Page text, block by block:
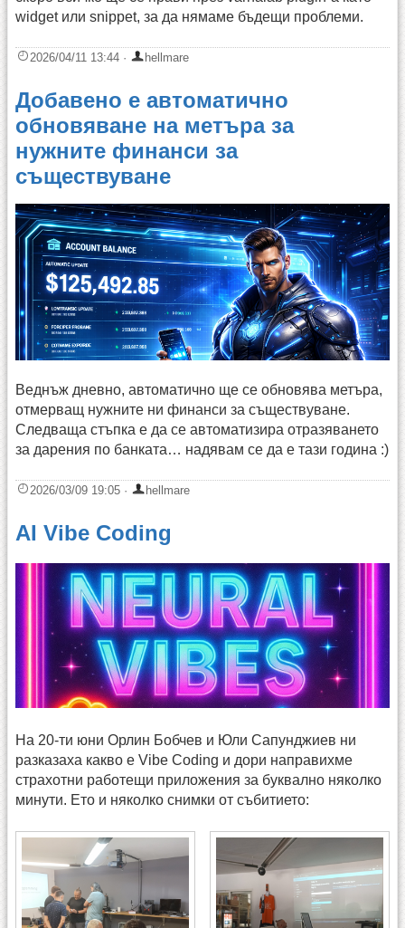
widget или snippet, за да нямаме бъдещи проблеми.
2026/04/11 13:44 · hellmare
Добавено е автоматично
обновяване на метъра за
нужните финанси за
съществуване
Веднъж дневно, автоматично ще се обновява метъра,
отмерващ нужните ни финанси за съществуване.
Следваща стъпка е да се автоматизира отразяването
за дарения по банката… надявам се да е тази година :)
2026/03/09 19:05 · hellmare
AI Vibe Coding
На 20-ти юни Орлин Бобчев и Юли Сапунджиев ни
разказаха какво е Vibe Coding и дори направихме
страхотни работещи приложения за буквално няколко
минути. Ето и няколко снимки от събитието: